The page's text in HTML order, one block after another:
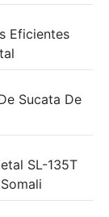
Eficientes
Sucata De
SL-135T